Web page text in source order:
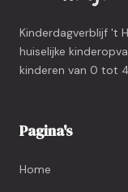
Kinderdagverblijf 't
huiselijke
kinderen van 0 tot
Pagina's
Home